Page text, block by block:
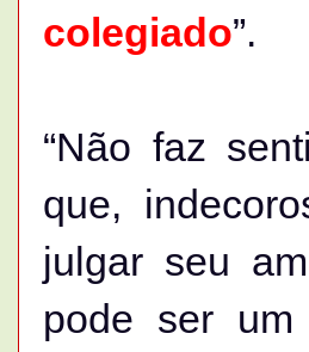
colegiado”.
“Não faz
que,
julgar seu
pode ser